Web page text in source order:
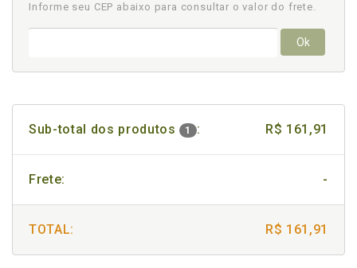
Informe seu CEP abaixo para consultar o valor do frete.
Ok
Sub-total dos produtos 1 : R$ 161,91
Frete: -
TOTAL: R$ 161,91